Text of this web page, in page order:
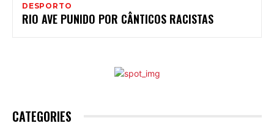
DESPORTO
RIO AVE PUNIDO POR CÂNTICOS RACISTAS
CATEGORIES